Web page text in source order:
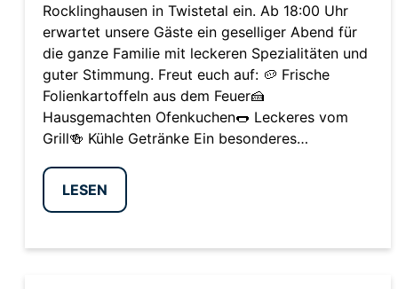
Rocklinghausen in Twistetal ein. Ab 18:00 Uhr
erwartet unsere Gäste ein geselliger Abend für
die ganze Familie mit leckeren Spezialitäten und
guter Stimmung. Freut euch auf: 🥔 Frische
Folienkartoffeln aus dem Feuer🍰
Hausgemachten Ofenkuchen🌭 Leckeres vom
Grill🍻 Kühle Getränke Ein besonderes…
LESEN